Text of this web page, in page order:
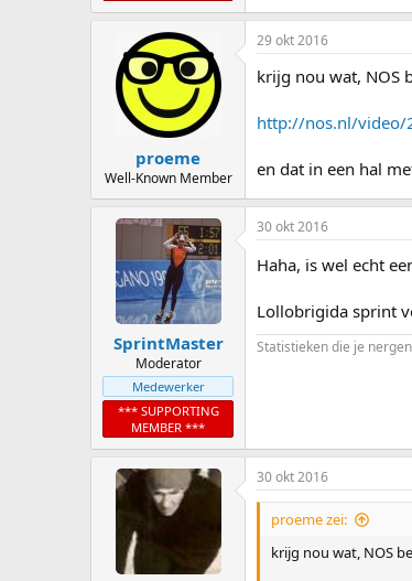
proeme
Well-Known Member
29 okt 2016
krijg nou wat, NOS
http://nos.nl/video/
en dat in een hal
SprintMaster
Moderator
Medewerker
*** SUPPORTING
MEMBER ***
30 okt 2016
Haha, is wel echt
Lollobrigida sprint
Statistieken die je
30 okt 2016
proeme zei:
krijg nou wat, NOS